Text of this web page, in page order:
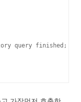
query finished;